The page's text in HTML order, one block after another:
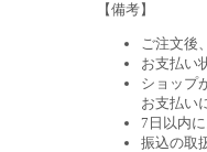
【備考】
ご注文後
お支払い
ショップ
お支払い
7日以内
振込の取